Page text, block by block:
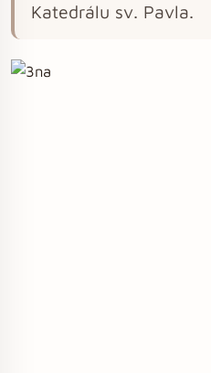
Katedrálu sv. Pavla.